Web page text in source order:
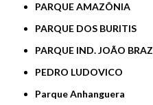
PARQUE AMAZÔNIA
PARQUE DOS BURITIS
PARQUE IND. JOÃO BRAZ
PEDRO LUDOVICO
Parque Anhanguera